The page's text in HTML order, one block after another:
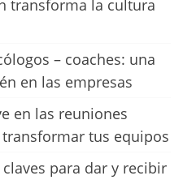
transforma la cultura
– coaches: una
en las empresas
en las reuniones
tus equipos
para dar y recibir